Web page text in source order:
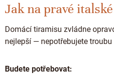
Jak na pravé
Domácí tiramisu zvládne
nejlepší — nepotřebujete
Budete potřebovat: